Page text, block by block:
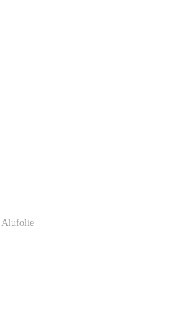
Alufolie